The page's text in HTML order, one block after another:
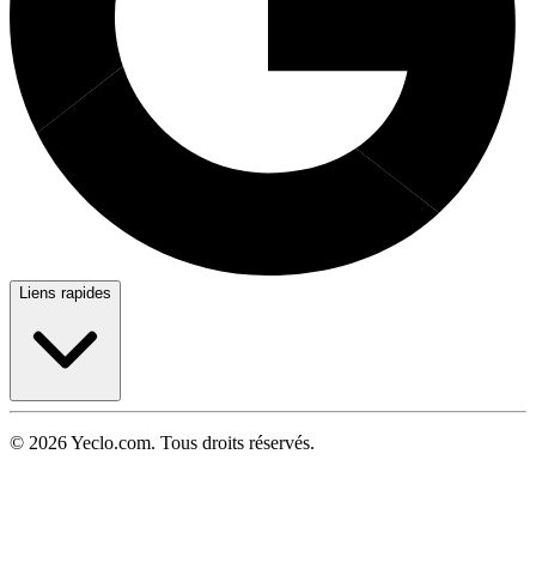
Liens rapides
© 2026 Yeclo.com. Tous droits réservés.